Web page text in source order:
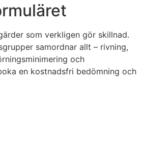
som verkligen gör skillnad.
samordnar allt – rivning,
och
en kostnadsfri bedömning och